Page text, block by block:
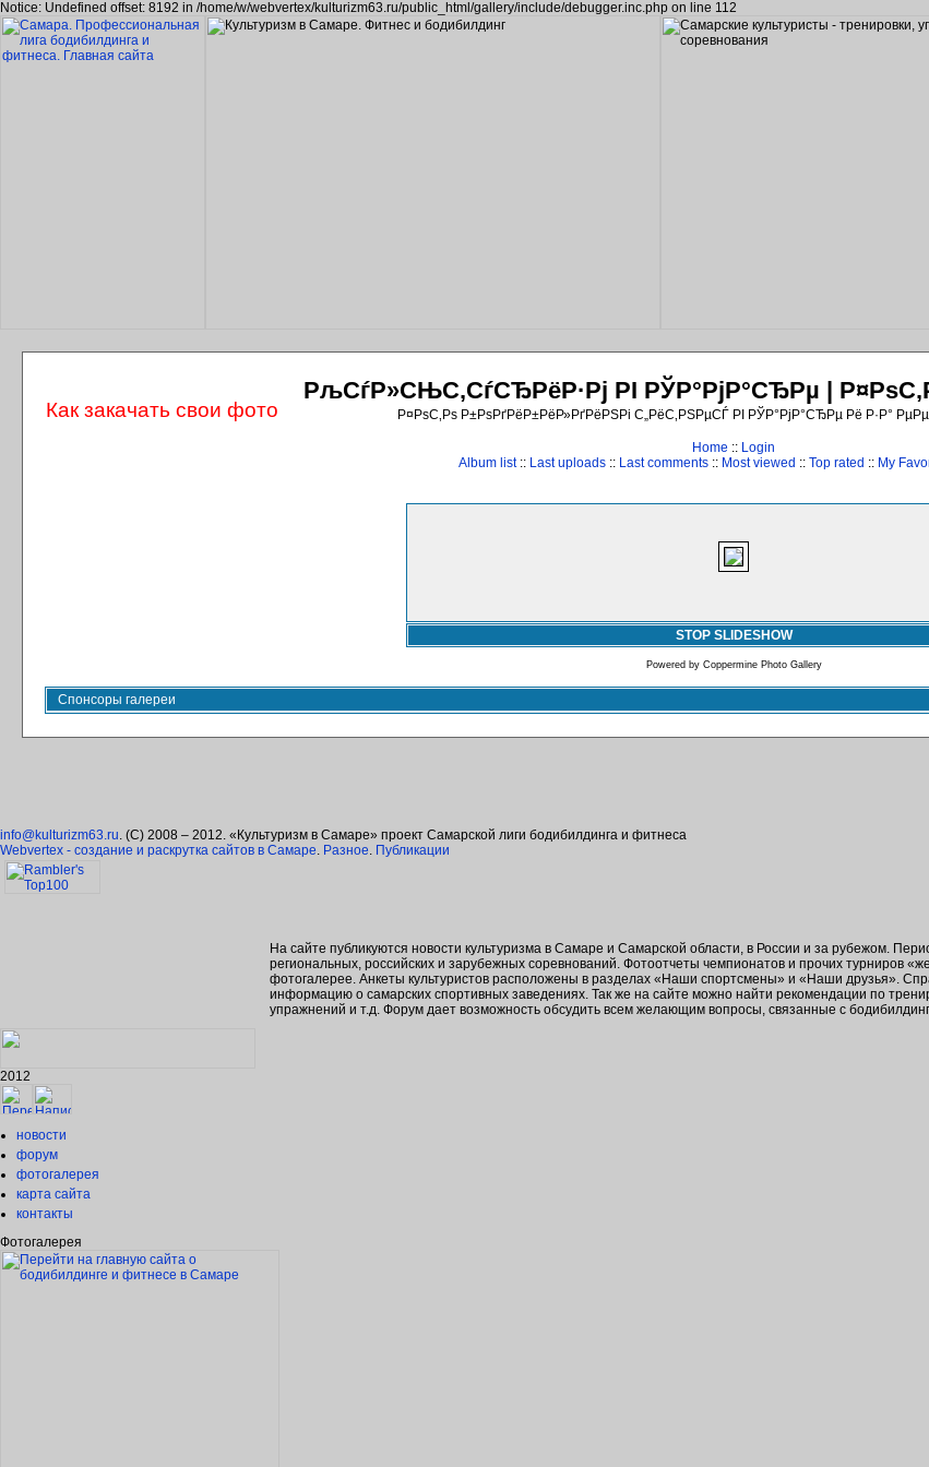
Notice: Undefined offset: 8192 in /home/w/webvertex/kulturizm63.ru/public_html/gallery/include/debugger.inc.php on line 112
РљСѓР»СЊС‚СѓСЂРёР·Рј РІ РЎР°РјР°СЂРµ |
Р¤РѕС‚Рѕ Р±РѕРґРёР±РёР»РґРёРЅРі С„РёС‚РЅРµСЃ РІ РЎР°РјР°СЂРµ Рё Р·Р°
Home :: Login
Album list:: Last uploads :: Last comments :: Most viewed :: Top rated :: My
STOP SLIDESHOW
Powered by Coppermine Photo Gallery
Спонсоры галереи
info@kulturizm63.ru. (C) 2008 – 2012. «Культуризм в Самаре» проект Самарской лиги бодибилдинга и фитнеса
Webvertex - создание и раскрутка сайтов в Самаре. Разное. Публикации
На сайте публикуются новости культуризма в Самаре и Самарской области, в России и за рубежом.
региональных, российских и зарубежных соревнований. Фотоотчеты чемпионатов и прочих турниров
фотогалерее. Анкеты культуристов расположены в разделах «Наши спортсмены» и «Наши друзья».
информацию о самарских спортивных заведениях. Так же на сайте можно найти рекомендации по
упражнений и т.д. Форум дает возможность обсудить всем желающим вопросы, связанные с
2012
новости
форум
фотогалерея
карта сайта
контакты
Фотогалерея
Как закачать свои фото